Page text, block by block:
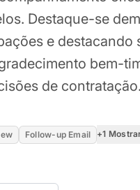
Destaque-se
e destacando
bem-
de
Follow-up Email +1